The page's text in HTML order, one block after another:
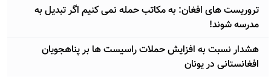
تروریست های افغان: به مکاتب حمله نمی کنیم اگر تبدیل به
مدرسه شوند!
هشدار نسبت به افزایش حملات راسیست ها بر پناهجویان
افغانستانی در یونان